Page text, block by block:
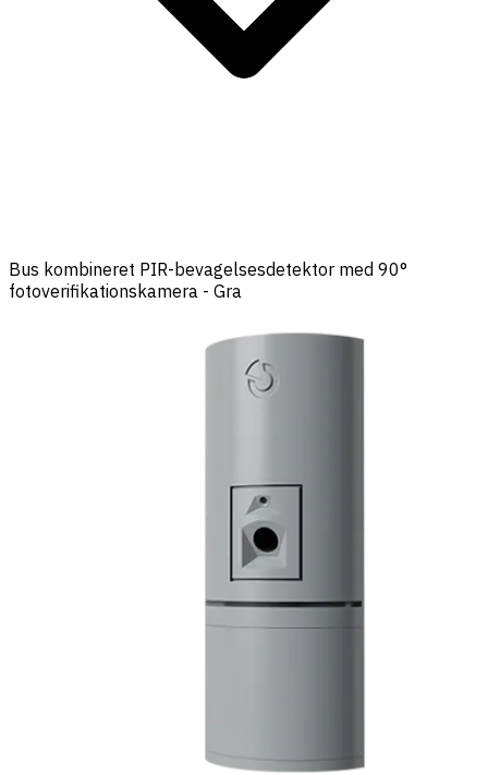
Bus kombineret PIR-bevagelsesdetektor med 90°
fotoverifikationskamera - Gra